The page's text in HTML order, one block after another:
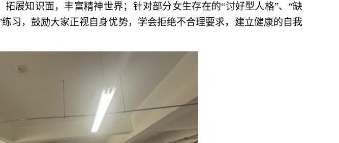
展知识面，丰富精神世界；针对部分女生存在的“讨好型人格”、 “缺
习，鼓励大家正视自身优势，学会拒绝不合理要求，建立健康的自我